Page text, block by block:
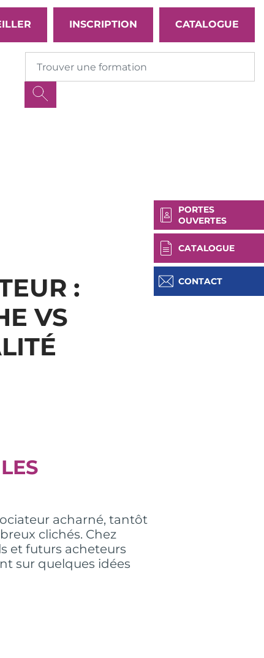
INSCRIPTION CATALOGUE
PORTES
OUVERTES
CATALOGUE
CONTACT
:
VS
acharné, tantôt
clichés. Chez
et futurs acheteurs
sur quelques idées